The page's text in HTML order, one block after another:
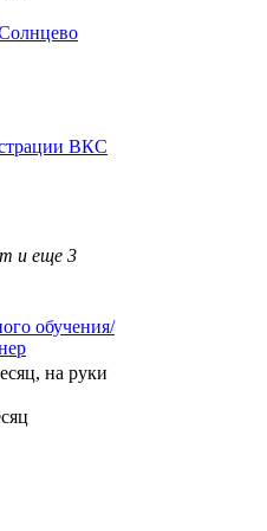
ВКС
и еще 3
обучения/
на руки